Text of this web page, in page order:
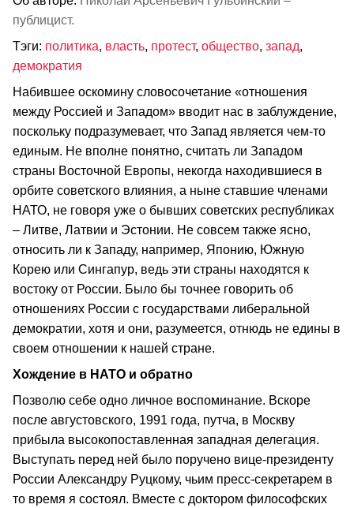
публицист.
Тэги: политика, власть, протест, общество, запад,
демократия
Набившее оскомину словосочетание «отношения
между Россией и Западом» вводит нас в заблуждение,
поскольку подразумевает, что Запад является чем‑то
единым. Не вполне понятно, считать ли Западом
страны Восточной Европы, некогда находившиеся в
орбите советского влияния, а ныне ставшие членами
НАТО, не говоря уже о бывших советских республиках
– Литве, Латвии и Эстонии. Не совсем также ясно,
относить ли к Западу, например, Японию, Южную
Корею или Сингапур, ведь эти страны находятся к
востоку от России. Было бы точнее говорить об
отношениях России с государствами либеральной
демократии, хотя и они, разумеется, отнюдь не едины в
своем отношении к нашей стране.
Хождение в НАТО и обратно
Позволю себе одно личное воспоминание. Вскоре
после августовского, 1991 года, путча, в Москву
прибыла высокопоставленная западная делегация.
Выступать перед ней было поручено вице‑президенту
России Александру Руцкому, чьим пресс‑секретарем в
то время я состоял. Вместе с доктором философских